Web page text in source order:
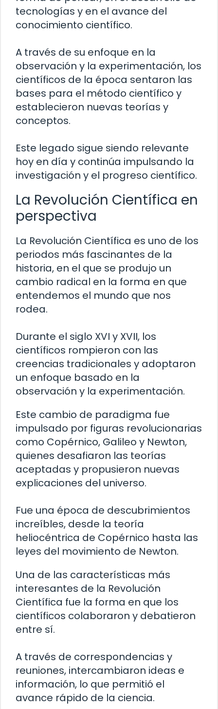
tecnologías y en el avance del
conocimiento científico.
A través de su enfoque en la
observación y la experimentación, los
científicos de la época sentaron las
bases para el método científico y
establecieron nuevas teorías y
conceptos.
Este legado sigue siendo relevante
hoy en día y continúa impulsando la
investigación y el progreso científico.
La Revolución Científica en
perspectiva
La Revolución Científica es uno de los
periodos más fascinantes de la
historia, en el que se produjo un
cambio radical en la forma en que
entendemos el mundo que nos
rodea.
Durante el siglo XVI y XVII, los
científicos rompieron con las
creencias tradicionales y adoptaron
un enfoque basado en la
observación y la experimentación.
Este cambio de paradigma fue
impulsado por figuras revolucionarias
como Copérnico, Galileo y Newton,
quienes desafiaron las teorías
aceptadas y propusieron nuevas
explicaciones del universo.
Fue una época de descubrimientos
increíbles, desde la teoría
heliocéntrica de Copérnico hasta las
leyes del movimiento de Newton.
Una de las características más
interesantes de la Revolución
Científica fue la forma en que los
científicos colaboraron y debatieron
entre sí.
A través de correspondencias y
reuniones, intercambiaron ideas e
información, lo que permitió el
avance rápido de la ciencia.